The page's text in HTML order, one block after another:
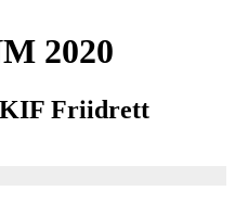
2020
Friidrett